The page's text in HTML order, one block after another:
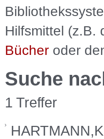
Hilfsmittel (z.B.
Bücher oder
Suche
1 Treffer